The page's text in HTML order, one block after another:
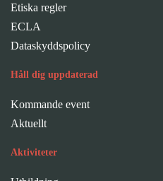
Etiska regler
ECLA
Dataskyddspolicy
Håll dig uppdaterad
Kommande event
Aktuellt
Aktiviteter